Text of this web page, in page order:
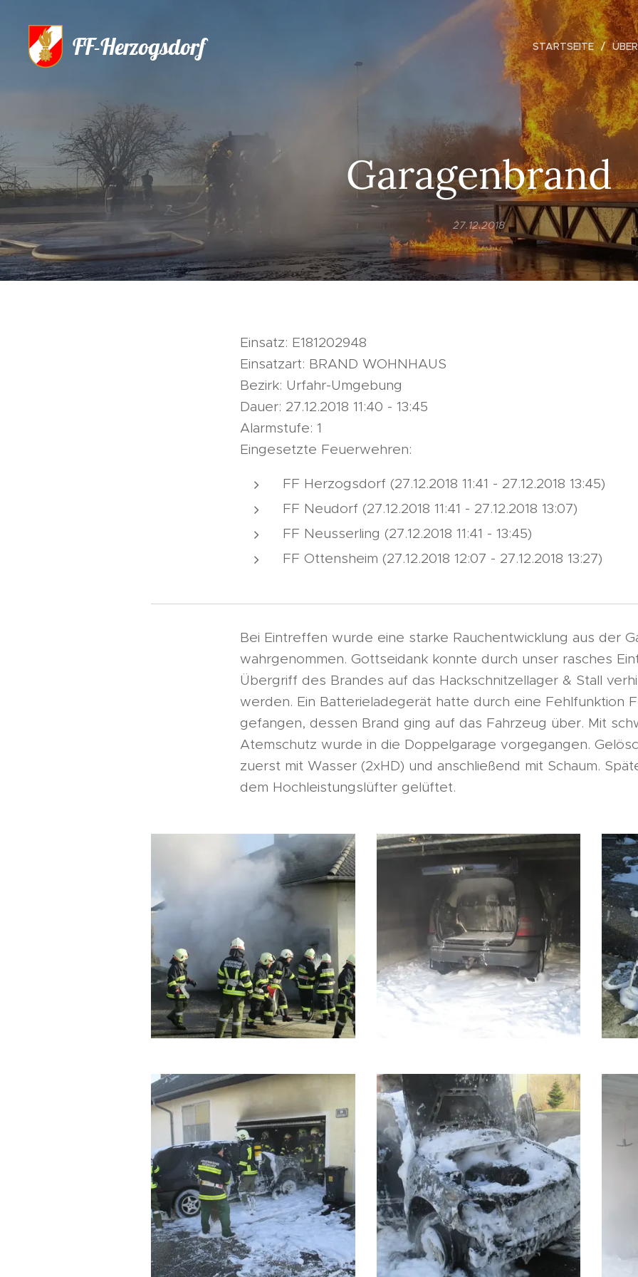
FF-Herzogsdorf STARTSEITE
Garagenbrand
27.12.2018
Einsatz: E181202948
Einsatzart: BRAND WOHNHAUS
Bezirk: Urfahr-Umgebung
Dauer: 27.12.2018 11:40 - 13:45
Alarmstufe: 1
Eingesetzte Feuerwehren:
FF Herzogsdorf (27.12.2018 11:41 - 27.12.2018 13:45)
FF Neudorf (27.12.2018 11:41 - 27.12.2018 13:07)
FF Neusserling (27.12.2018 11:41 - 13:45)
FF Ottensheim (27.12.2018 12:07 - 27.12.2018 13:27)
Bei Eintreffen wurde eine starke Rauchentwicklung aus der
wahrgenommen. Gottseidank konnte durch unser rasches
Übergriff des Brandes auf das Hackschnitzellager & Stall
werden. Ein Batterieladegerät hatte durch eine Fehlfunktion
gefangen, dessen Brand ging auf das Fahrzeug über. Mit
Atemschutz wurde in die Doppelgarage vorgegangen.
zuerst mit Wasser (2xHD) und anschließend mit Schaum.
dem Hochleistungslüfter gelüftet.